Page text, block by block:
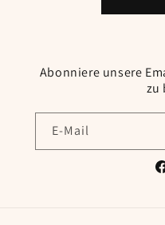
Abonniere unsere
zu
E-Mail